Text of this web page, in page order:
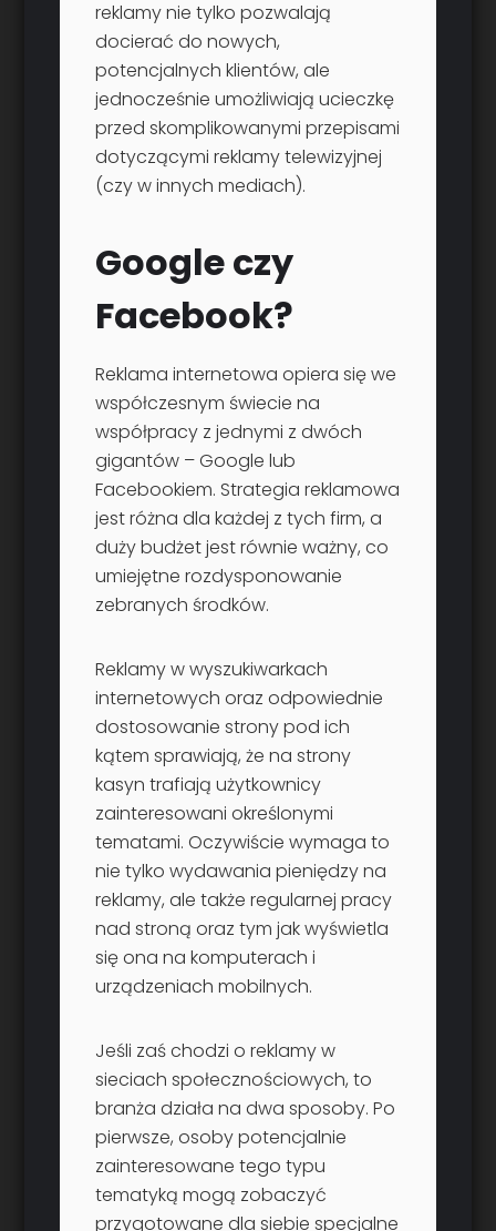
reklamy nie tylko pozwalają
docierać do nowych,
potencjalnych klientów, ale
jednocześnie umożliwiają ucieczkę
przed skomplikowanymi przepisami
dotyczącymi reklamy telewizyjnej
(czy w innych mediach).
Google czy
Facebook?
Reklama internetowa opiera się we
współczesnym świecie na
współpracy z jednymi z dwóch
gigantów – Google lub
Facebookiem. Strategia reklamowa
jest różna dla każdej z tych firm, a
duży budżet jest równie ważny, co
umiejętne rozdysponowanie
zebranych środków.
Reklamy w wyszukiwarkach
internetowych oraz odpowiednie
dostosowanie strony pod ich
kątem sprawiają, że na strony
kasyn trafiają użytkownicy
zainteresowani określonymi
tematami. Oczywiście wymaga to
nie tylko wydawania pieniędzy na
reklamy, ale także regularnej pracy
nad stroną oraz tym jak wyświetla
się ona na komputerach i
urządzeniach mobilnych.
Jeśli zaś chodzi o reklamy w
sieciach społecznościowych, to
branża działa na dwa sposoby. Po
pierwsze, osoby potencjalnie
zainteresowane tego typu
tematyką mogą zobaczyć
przygotowane dla siebie specjalne